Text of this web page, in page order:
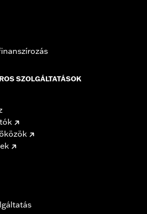
SZOLGÁLTATÁSOK